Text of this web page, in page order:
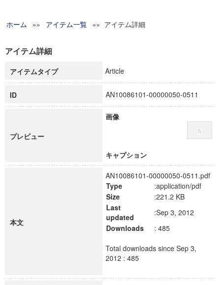
グローバルリサーチインスティテュート
科学研究費補助金研究成果報告書
慶應義塾大学グローバルCOEプログラム市民社会ガバナンス
慶應義塾大学グローバルCOEプログラム論理と感性の先端的
博士課程教育リーディングプログラム「超成熟社会発展のサ
学術雑誌掲載論文等(8)
ホーム »» アイテム一覧 »» アイテム詳細
アイテム詳細
アイテムタイプ Article
ID AN10086101-00000050-0511
プレビュー
画像
キャプション
本文
AN10086101-00000050-0511.pdf
Type
:application/pdf
Size
:221.2 KB
Last
updated
:Sep 3, 2012
Downloads
: 485
Total downloads since Sep 3,
2012 : 485